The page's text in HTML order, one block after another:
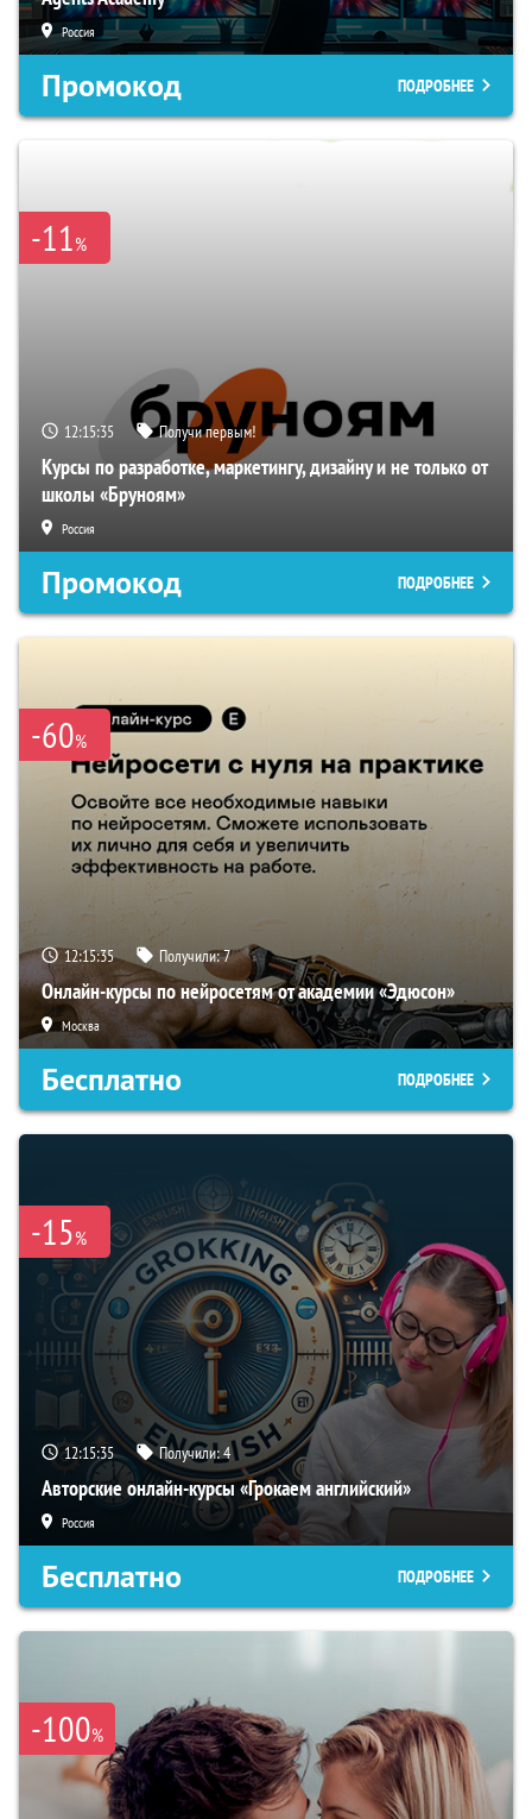
Россия
Промокод ПОДРОБНЕЕ
-11%
12:15:34 Получи первым!
Курсы по разработке, маркетингу, дизайну и не только от
школы «Бруноям»
Россия
Промокод ПОДРОБНЕЕ
-60%
12:15:34 Получили:7
Онлайн-курсы по нейросетям от академии «Эдюсон»
Москва
Бесплатно ПОДРОБНЕЕ
-15%
12:15:34 Получили:4
Авторские онлайн-курсы «Грокаем английский»
Россия
Бесплатно ПОДРОБНЕЕ
-100%